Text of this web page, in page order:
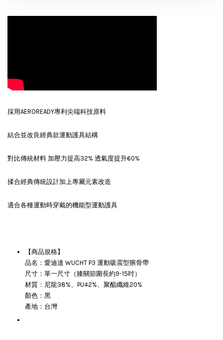
採用AEROREADY專利尖端科技原料
結合並改良經典款運動護具結構
對比傳統材料 加壓力提高32% 透氣度提升60%
揉合經典傳統設計加上專屬元素改造
適合各種運動時穿戴的機能型運動護具
【商品規格】
品名：愛迪達 WUCHT P3 運動吸震型髕骨帶
尺寸：單一尺寸（膝關節圍長約9-15吋）
材質：尼龍38%、PU42%、聚酯纖維20%
顏色：黑
產地：台灣